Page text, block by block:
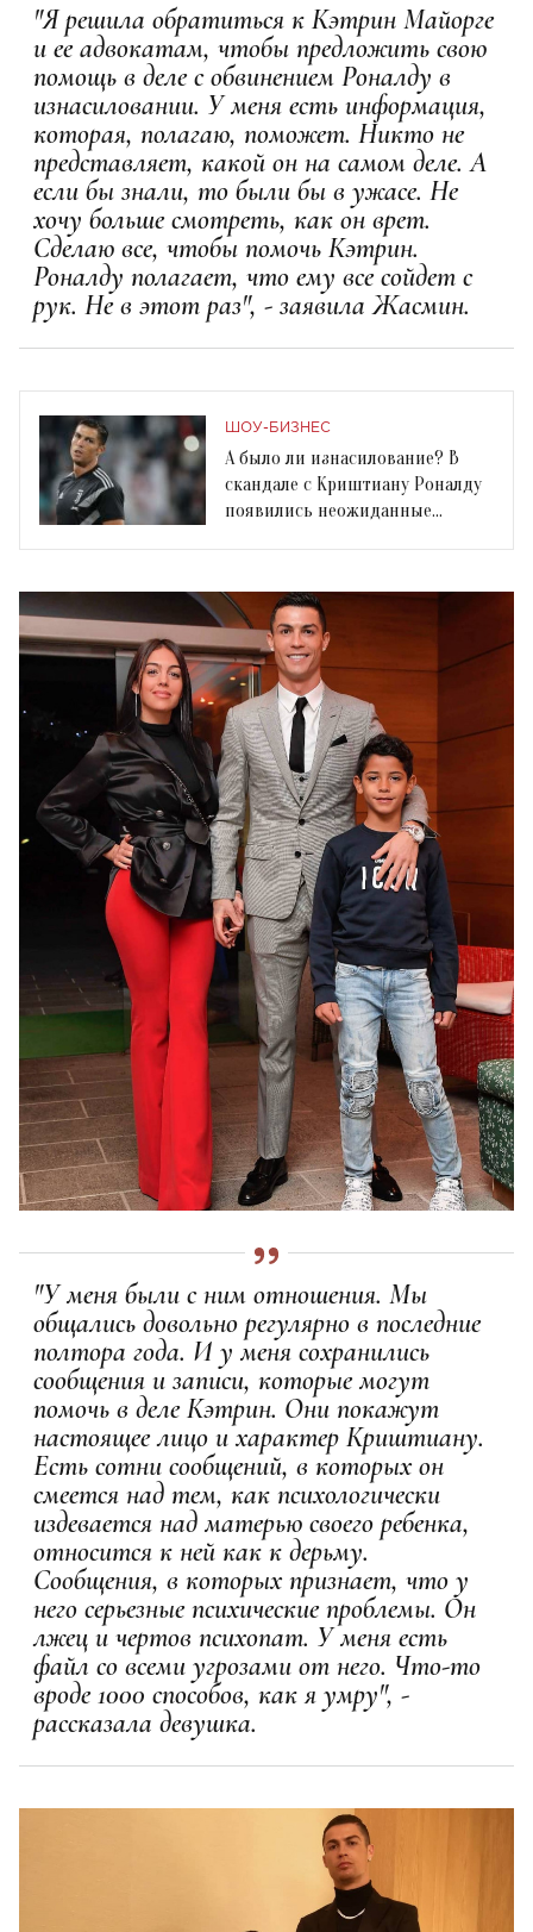
"Я решила обратиться к Кэтрин Майорге
и ее адвокатам, чтобы предложить свою
помощь в деле с обвинением Роналду в
изнасиловании. У меня есть информация,
которая, полагаю, поможет. Никто не
представляет, какой он на самом деле. А
если бы знали, то были бы в ужасе. Не
хочу больше смотреть, как он врет.
Сделаю все, чтобы помочь Кэтрин.
Роналду полагает, что ему все сойдет с
рук. Не в этот раз", - заявила Жасмин.
ШОУ-БИЗНЕС
А было ли изнасилование? В
скандале с Криштиану Роналду
появились неожиданные
"У меня были с ним отношения. Мы
общались довольно регулярно в последние
полтора года. И у меня сохранились
сообщения и записи, которые могут
помочь в деле Кэтрин. Они покажут
настоящее лицо и характер Криштиану.
Есть сотни сообщений, в которых он
смеется над тем, как психологически
издевается над матерью своего ребенка,
относится к ней как к дерьму.
Сообщения, в которых признает, что у
него серьезные психические проблемы. Он
лжец и чертов психопат. У меня есть
файл со всеми угрозами от него. Что-то
вроде 1000 способов, как я умру", -
рассказала девушка.